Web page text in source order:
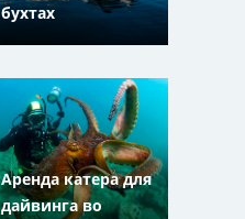
бухтах
Приморский Край
Аренда катера для
дайвинга во